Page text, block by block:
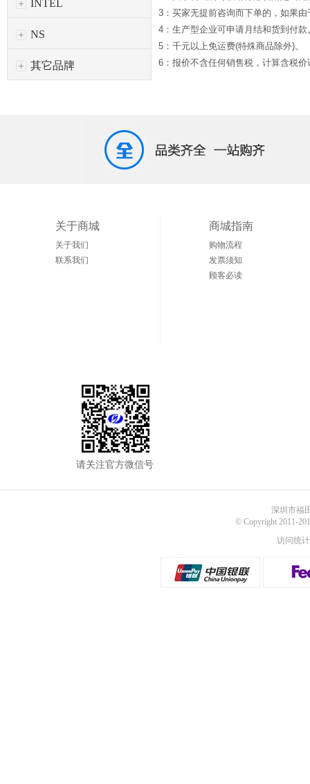
INTEL
NS
其它品牌
3：买家无提前咨询而下单的，如果
4：生产型企业可申请月结和货到付款
5：千元以上免运费(特殊商品除外)。
6：报价不含任何销售税，计算含税价
关于商城
关于我们
联系我们
商城指南
购物流程
发票须知
顾客必读
请关注官方微信号
深圳市福
© Copyright 2011-
访问统